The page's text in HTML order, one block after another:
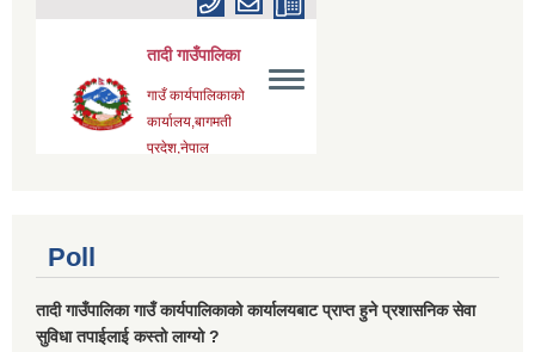
Poll
तादी गाउँपालिका गाउँ कार्यपालिकाको कार्यालयबाट प्राप्त हुने प्रशासनिक सेवा
सुविधा तपाईलाई कस्तो लाग्यो ?